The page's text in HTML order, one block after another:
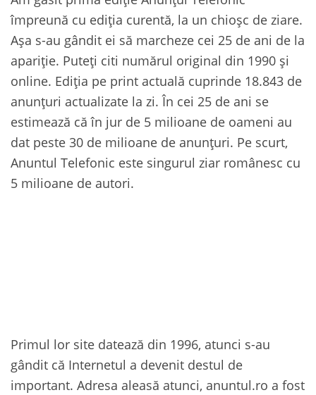
împreună cu ediția curentă, la un chioșc de ziare.
Așa s-au gândit ei să marcheze cei 25 de ani de la
apariție. Puteți citi numărul original din 1990 și
online. Ediția pe print actuală cuprinde 18.843 de
anunțuri actualizate la zi. În cei 25 de ani se
estimează că în jur de 5 milioane de oameni au
dat peste 30 de milioane de anunțuri. Pe scurt,
Anuntul Telefonic este singurul ziar românesc cu
5 milioane de autori.
Primul lor site datează din 1996, atunci s-au
gândit că Internetul a devenit destul de
important. Adresa aleasă atunci, anuntul.ro a fost